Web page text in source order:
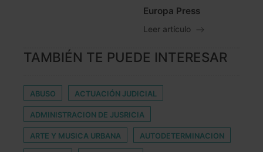
Europa Press
Leer artículo
TAMBIÉN TE PUEDE INTERESAR
ABUSO ACTUACIÓN JUDICIAL
ADMINISTRACION DE JUSRICIA
ARTE Y MUSICA URBANA AUTODETERMINACION